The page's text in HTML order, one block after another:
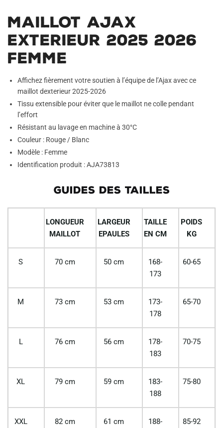
Maillot Ajax
Exterieur 2025 2026
Femme
Affichez fièrement votre soutien à l’équipe de l’Ajax avec ce
maillot dexterieur 2025-2026
Tissu extensible pour éviter que le maillot ne colle pendant
l’effort
Résistant au lavage en machine à 30°C
Couleur : Rouge / Blanc
Modèle : Femme
Identification produit : AJA73813
GUIDES DES TAILLES
LONGUEUR
MAILLOT
LARGEUR
EPAULES
TAILLE
EN CM
POIDS
KG
S 70 cm 50 cm
168-
173
60-65
M 73 cm 53 cm
173-
178
65-70
L 76 cm 56 cm
178-
183
70-75
XL 79 cm 59 cm
183-
188
75-80
XXL 82 cm 61 cm
188-
85-92